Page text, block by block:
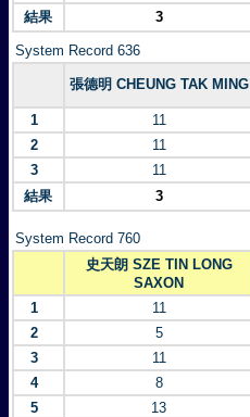
結果
3
System Record 636
張德明 CHEUNG TAK MING
1
11
2
11
3
11
結果
3
System Record 760
史天朗 SZE TIN LONG
SAXON
1 11
2
5
3
11
4
8
5
13